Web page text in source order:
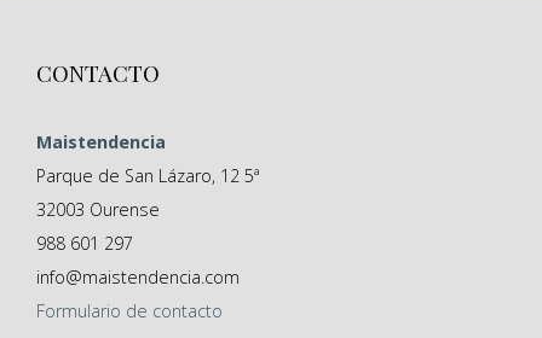
CONTACTO
Maistendencia
Parque de San Lázaro, 12 5ª
32003 Ourense
988 601 297
info@maistendencia.com
Formulario de contacto